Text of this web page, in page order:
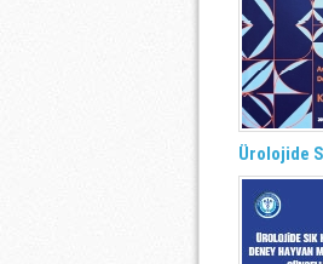
Ürolojide